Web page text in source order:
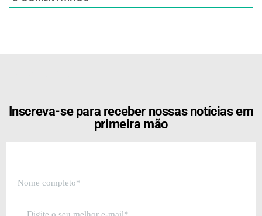
Inscreva-se para receber nossas notícias em
primeira mão